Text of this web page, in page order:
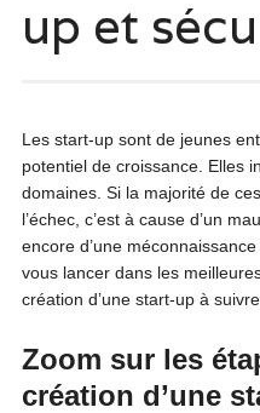
up et
Les start-up sont de jeunes
potentiel de croissance. Elles
domaines. Si la majorité de
l’échec, c’est à cause d’un
encore d’une
vous lancer dans les
création d’une start-up à
Zoom sur les
création d’une